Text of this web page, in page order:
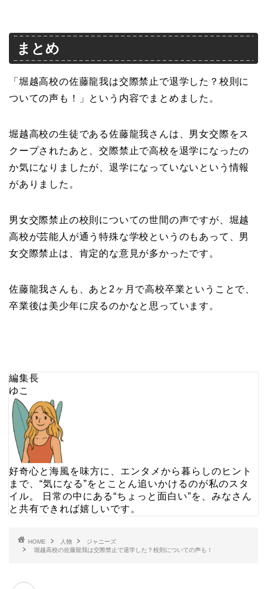
まとめ
「堀越高校の佐藤龍我は交際禁止で退学した？校則に
ついての声も！」という内容でまとめました。
堀越高校の生徒である佐藤龍我さんは、男女交際をス
クープされたあと、交際禁止で高校を退学になったの
か気になりましたが、退学になっていないという情報
がありました。
男女交際禁止の校則についての世間の声ですが、堀越
高校が芸能人が通う特殊な学校というのもあって、男
女交際禁止は、肯定的な意見が多かったです。
佐藤龍我さんも、あと2ヶ月で高校卒業ということで、
卒業後は美少年に戻るのかなと思っています。
編集長
ゆこ
好奇心と海風を味方に、エンタメから暮らしのヒント
まで、“気になる”をとことん追いかけるのが私のスタ
イル。 日常の中にある“ちょっと面白い”を、みなさん
と共有できれば嬉しいです。
HOME 人物
ジャニーズ
堀越高校の佐藤龍我は交際禁止で退学した？校則についての声も！